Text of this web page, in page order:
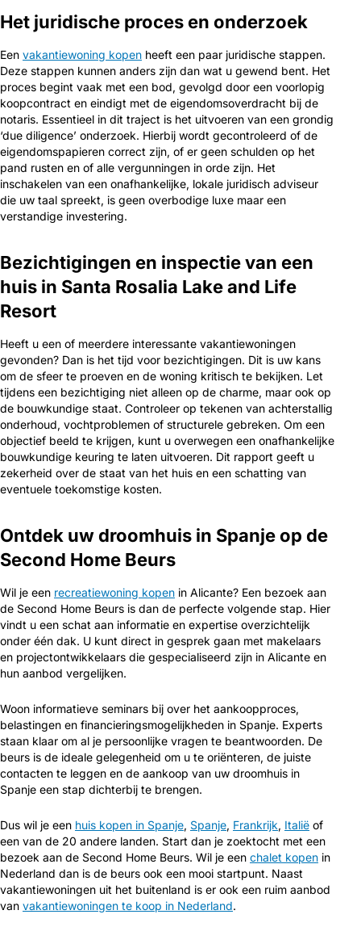
Het juridische proces en onderzoek
Een vakantiewoning kopen heeft een paar juridische stappen.
Deze stappen kunnen anders zijn dan wat u gewend bent. Het
proces begint vaak met een bod, gevolgd door een voorlopig
koopcontract en eindigt met de eigendomsoverdracht bij de
notaris. Essentieel in dit traject is het uitvoeren van een grondig
‘due diligence’ onderzoek. Hierbij wordt gecontroleerd of de
eigendomspapieren correct zijn, of er geen schulden op het
pand rusten en of alle vergunningen in orde zijn. Het
inschakelen van een onafhankelijke, lokale juridisch adviseur
die uw taal spreekt, is geen overbodige luxe maar een
verstandige investering.
Bezichtigingen en inspectie van een
huis in Santa Rosalia Lake and Life
Resort
Heeft u een of meerdere interessante vakantiewoningen
gevonden? Dan is het tijd voor bezichtigingen. Dit is uw kans
om de sfeer te proeven en de woning kritisch te bekijken. Let
tijdens een bezichtiging niet alleen op de charme, maar ook op
de bouwkundige staat. Controleer op tekenen van achterstallig
onderhoud, vochtproblemen of structurele gebreken. Om een
objectief beeld te krijgen, kunt u overwegen een onafhankelijke
bouwkundige keuring te laten uitvoeren. Dit rapport geeft u
zekerheid over de staat van het huis en een schatting van
eventuele toekomstige kosten.
Ontdek uw droomhuis in Spanje op de
Second Home Beurs
Wil je een recreatiewoning kopen in Alicante? Een bezoek aan
de Second Home Beurs is dan de perfecte volgende stap. Hier
vindt u een schat aan informatie en expertise overzichtelijk
onder één dak. U kunt direct in gesprek gaan met makelaars
en projectontwikkelaars die gespecialiseerd zijn in Alicante en
hun aanbod vergelijken.
Woon informatieve seminars bij over het aankoopproces,
belastingen en financieringsmogelijkheden in Spanje. Experts
staan klaar om al je persoonlijke vragen te beantwoorden. De
beurs is de ideale gelegenheid om u te oriënteren, de juiste
contacten te leggen en de aankoop van uw droomhuis in
Spanje een stap dichterbij te brengen.
Dus wil je een huis kopen in Spanje, Spanje, Frankrijk, Italië of
een van de 20 andere landen. Start dan je zoektocht met een
bezoek aan de Second Home Beurs. Wil je een chalet kopen in
Nederland dan is de beurs ook een mooi startpunt. Naast
vakantiewoningen uit het buitenland is er ook een ruim aanbod
van vakantiewoningen te koop in Nederland.